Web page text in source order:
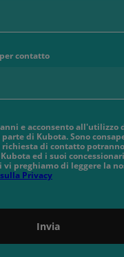
contatto
e acconsento all'utilizzo
di Kubota. Sono
di contatto
ed i suoi
preghiamo di leggere la
Privacy
Invia